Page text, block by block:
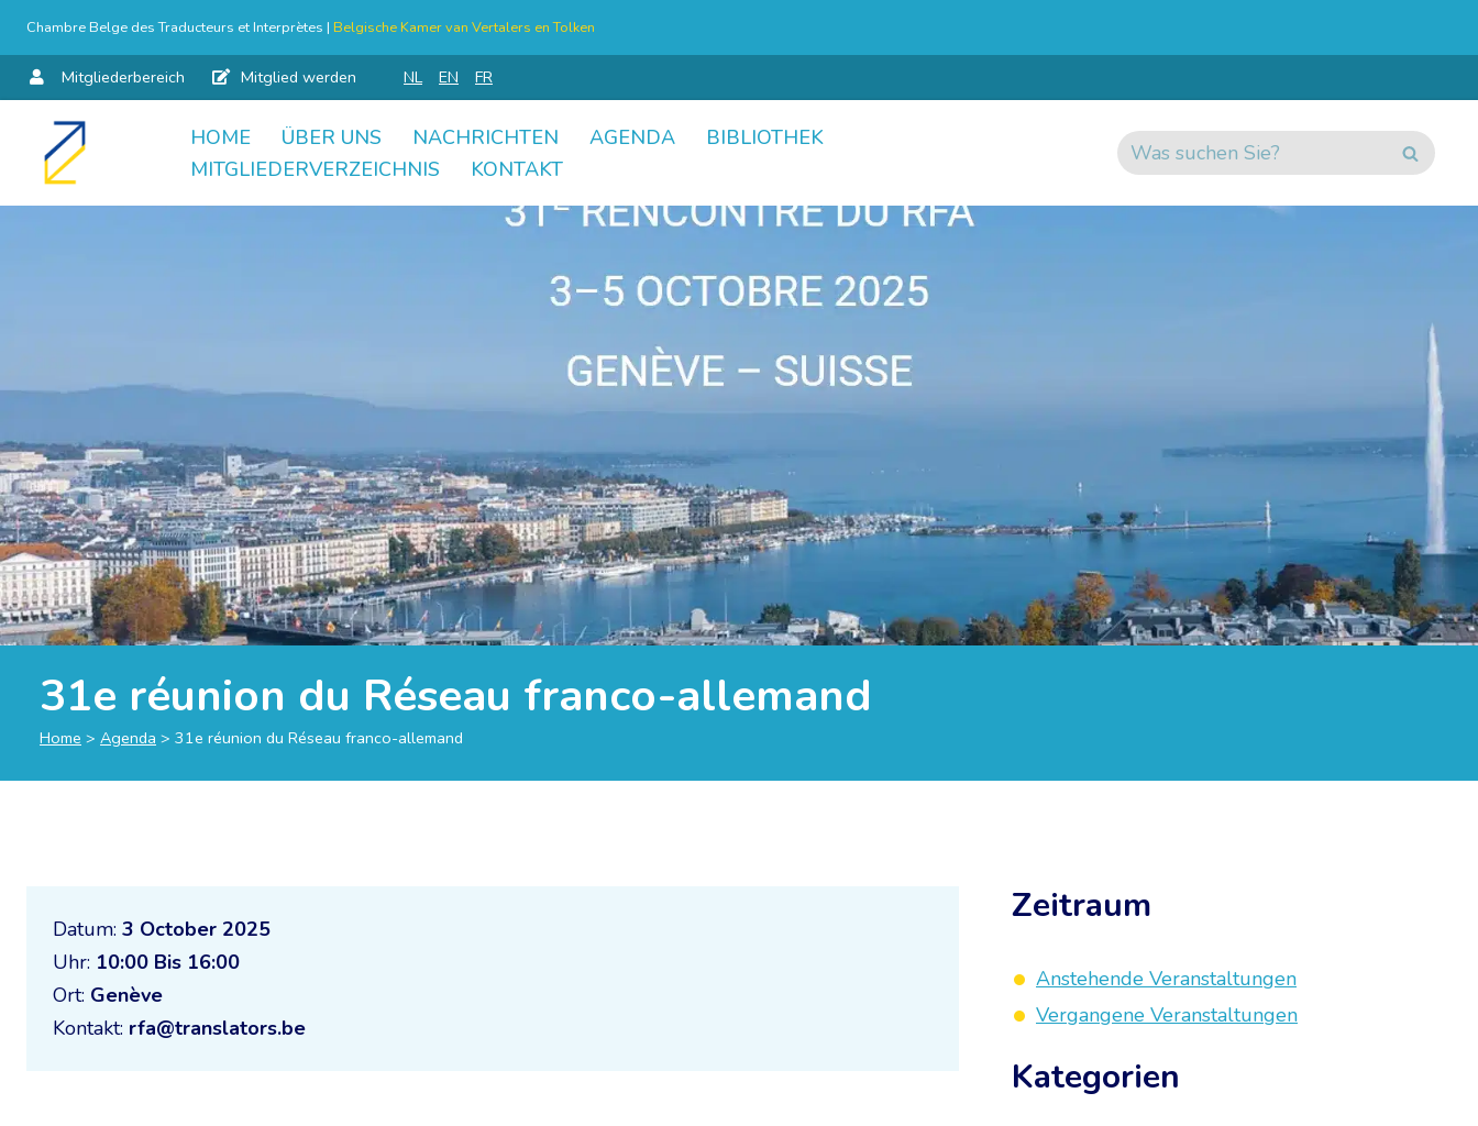
Chambre Belge des Traducteurs et Interprètes | Belgische Kamer van Vertalers en Tolken
Mitgliederbereich Mitglied werden NL EN FR
Skip
HOME ÜBER UNS NACHRICHTEN AGENDA
BIBLIOTHEK
MITGLIEDERVERZEICHNIS
KONTAKT
31e réunion du Réseau franco-allemand
Home > Agenda > 31e réunion du Réseau franco-allemand
Datum: 3 October 2025
Uhr: 10:00 Bis 16:00
Ort: Genève
Kontakt: rfa@translators.be
Zeitraum
Anstehende Veranstaltungen
Vergangene Veranstaltungen
Kategorien